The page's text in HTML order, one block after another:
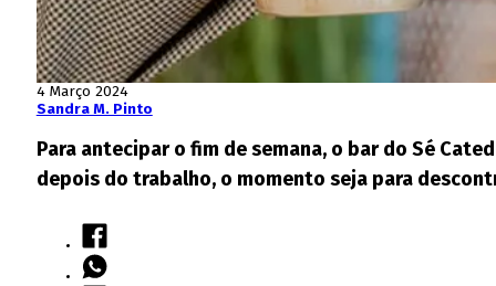
4 Março 2024
Sandra M. Pinto
Para antecipar o fim de semana, o bar do Sé
depois do trabalho, o momento seja para